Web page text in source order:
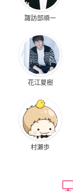
諏訪部順一
花江夏樹
村瀬歩